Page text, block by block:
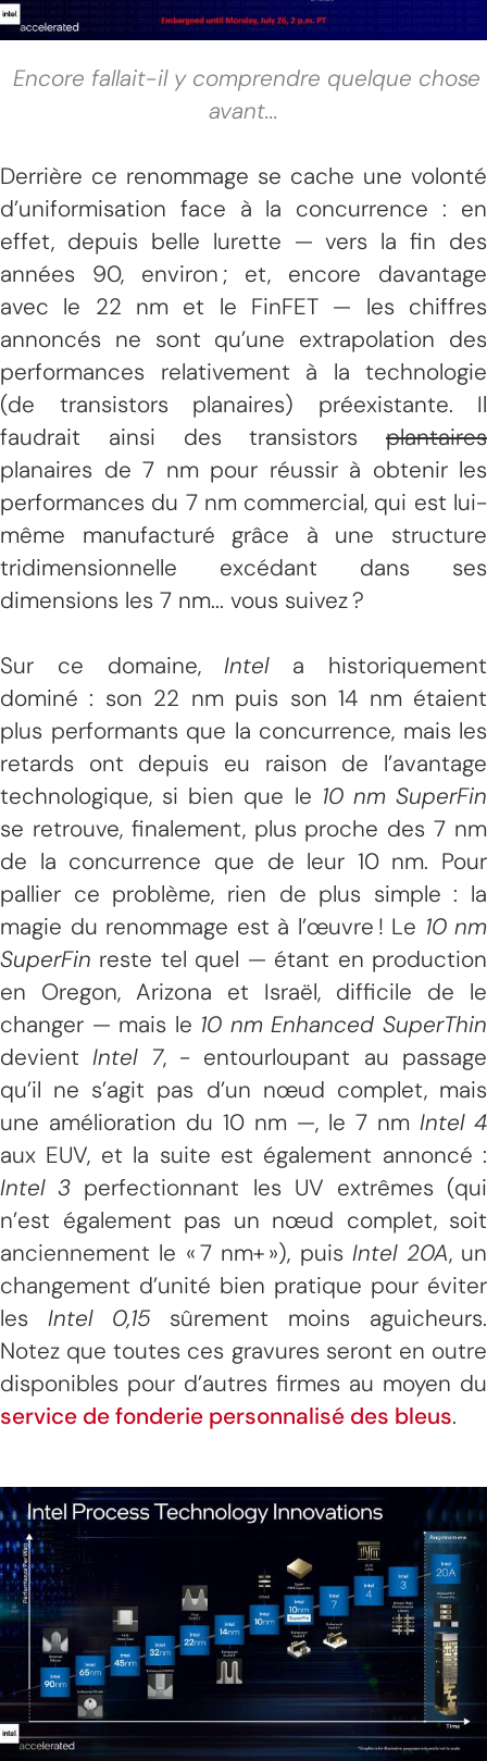
Encore fallait-il y comprendre quelque chose
avant...
Derrière ce renommage se cache une volonté
d’uniformisation face à la concurrence : en
effet, depuis belle lurette — vers la fin des
années 90, environ ; et, encore davantage
avec le 22 nm et le FinFET — les chiffres
annoncés ne sont qu’une extrapolation des
performances relativement à la technologie
(de transistors planaires) préexistante. Il
faudrait ainsi des transistors plantaires
planaires de 7 nm pour réussir à obtenir les
performances du 7 nm commercial, qui est lui-
même manufacturé grâce à une structure
tridimensionnelle excédant dans ses
dimensions les 7 nm... vous suivez ?
Sur ce domaine,Intela historiquement
dominé : son 22 nm puis son 14 nm étaient
plus performants que la concurrence, mais les
retards ont depuis eu raison de l’avantage
technologique, si bien que le 10 nm SuperFin
se retrouve, finalement, plus proche des 7 nm
de la concurrence que de leur 10 nm. Pour
pallier ce problème, rien de plus simple : la
magie du renommage est à l’œuvre ! Le 10 nm
SuperFin reste tel quel — étant en production
en Oregon, Arizona et Israël, difficile de le
changer — mais le 10 nm Enhanced SuperThin
devientIntel 7, - entourloupant au passage
qu’il ne s’agit pas d’un nœud complet, mais
une amélioration du 10 nm —, le 7 nm Intel 4
aux EUV, et la suite est également annoncé :
Intel 3 perfectionnant les UV extrêmes (qui
n’est également pas un nœud complet, soit
anciennement le « 7 nm+ »), puisIntel 20A, un
changement d’unité bien pratique pour éviter
les Intel 0,15 sûrement moins aguicheurs.
Notez que toutes ces gravures seront en outre
disponibles pour d’autres firmes au moyen du
service de fonderie personnalisé des bleus.